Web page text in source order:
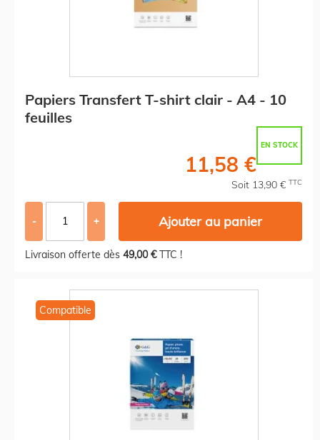
Papiers Transfert T-shirt clair - A4 - 10
feuilles
EN STOCK
11,58 €
Soit 13,90 € TTC
- + Ajouter au panier
Livraison offerte dès 49,00 €TTC !
Compatible